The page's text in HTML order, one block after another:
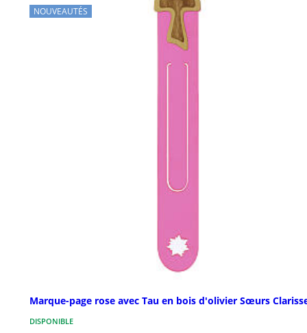
NOUVEAUTÉS
Marque-page rose avec Tau en bois d'olivier Sœurs
DISPONIBLE